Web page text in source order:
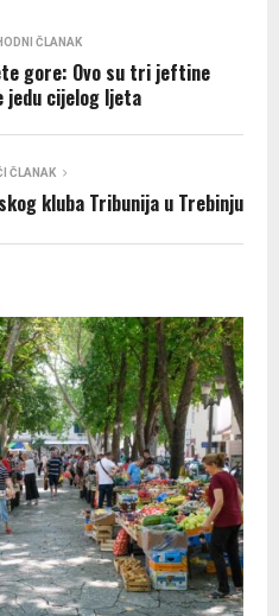
ČLANAK
gore: Ovo su tri jeftine
jedu cijelog ljeta
ČLANAK
kluba Tribunija u Trebinju